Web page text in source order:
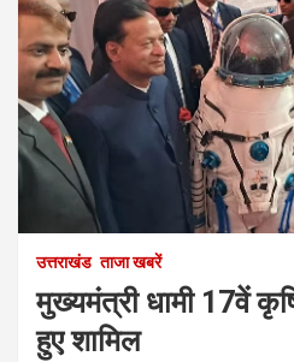
उत्तराखंड ताजा खबरें
मुख्यमंत्री धामी 17वें
हुए शामिल